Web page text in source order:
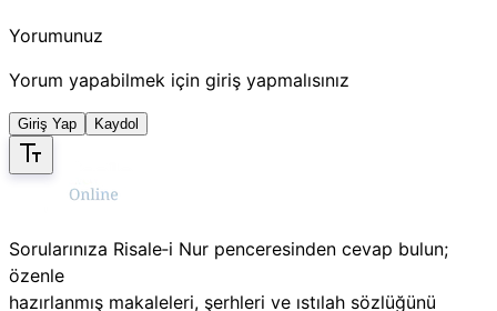
Yorumunuz
Yorum yapabilmek için giriş yapmalısınız
Giriş Yap Kaydol
Sorularınıza Risale‑i Nur penceresinden cevap bulun;
özenle
hazırlanmış makaleleri, şerhleri ve ıstılah sözlüğünü